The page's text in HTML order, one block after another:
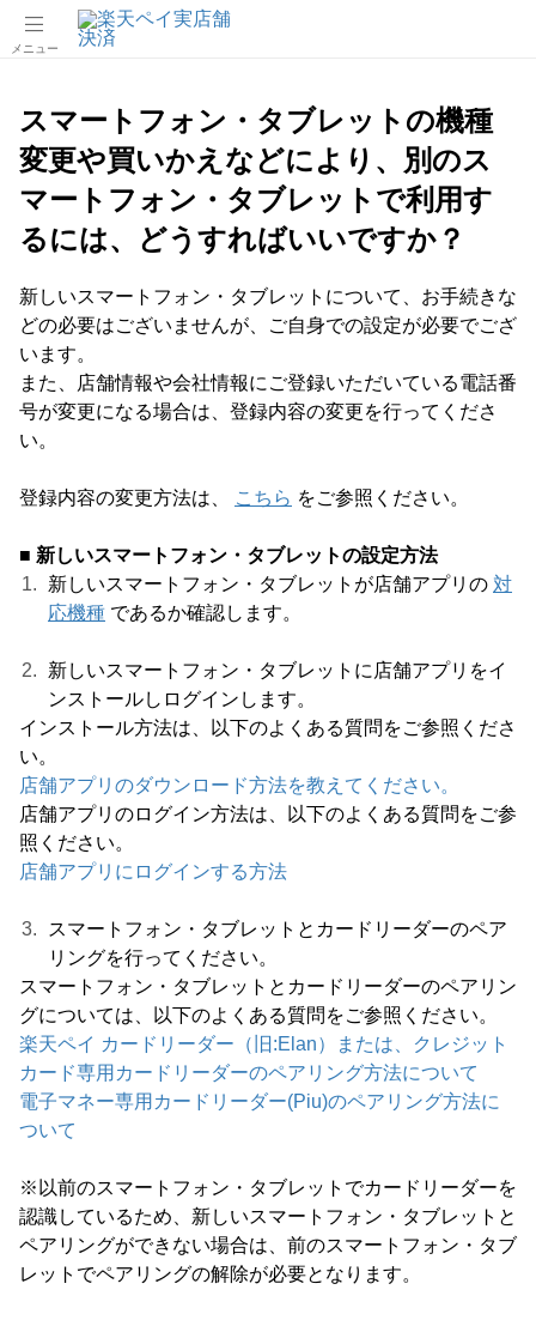
メニュー
スマートフォン・タブレットの機種
変更や買いかえなどにより、別のス
マートフォン・タブレットで利用す
るには、どうすればいいですか？
新しいスマートフォン・タブレットについて、お手続きな
どの必要はございませんが、ご自身での設定が必要でござ
います。
また、店舗情報や会社情報にご登録いただいている電話番
号が変更になる場合は、登録内容の変更を行ってくださ
い。
登録内容の変更方法は、 こちら をご参照ください。
■ 新しいスマートフォン・タブレットの設定方法
新しいスマートフォン・タブレットが店舗アプリの 対
応機種 であるか確認します。
新しいスマートフォン・タブレットに店舗アプリをイ
ンストールしログインします。
インストール方法は、以下のよくある質問をご参照くださ
い。
店舗アプリのダウンロード方法を教えてください。
店舗アプリのログイン方法は、以下のよくある質問をご参
照ください。
店舗アプリにログインする方法
スマートフォン・タブレットとカードリーダーのペア
リングを行ってください。
スマートフォン・タブレットとカードリーダーのペアリン
グについては、以下のよくある質問をご参照ください。
楽天ペイ カードリーダー（旧:Elan）または、クレジット
カード専用カードリーダーのペアリング方法について
電子マネー専用カードリーダー(Piu)のペアリング方法に
ついて
※以前のスマートフォン・タブレットでカードリーダーを
認識しているため、新しいスマートフォン・タブレットと
ペアリングができない場合は、前のスマートフォン・タブ
レットでペアリングの解除が必要となります。